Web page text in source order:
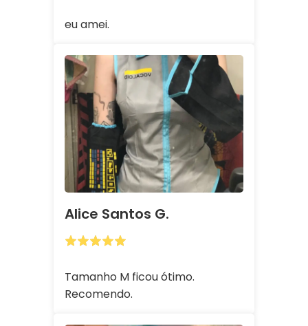
eu amei.
Alice Santos G.
Tamanho M ficou ótimo.
Recomendo.